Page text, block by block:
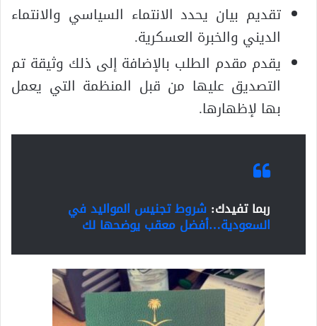
تقديم بيان يحدد الانتماء السياسي والانتماء
الديني والخبرة العسكرية.
يقدم مقدم الطلب بالإضافة إلى ذلك وثيقة تم
التصديق عليها من قبل المنظمة التي يعمل
بها لإظهارها.
ربما تفيدك: شروط تجنيس المواليد في
السعودية…أفضل معقب يوضحها لك